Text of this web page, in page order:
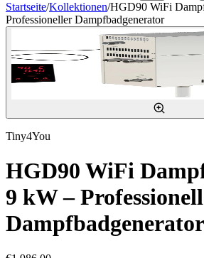
Startseite/Kollektionen/HGD90 WiFi
Professioneller Dampfbadgenerator
Tiny4You
HGD90 WiFi
9 kW –
Dampfbadgenerator